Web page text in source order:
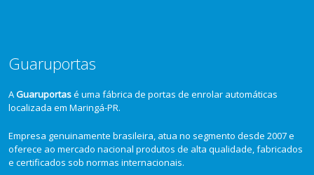
Guaruportas
AGuaruportasé uma fábrica de portas de enrolar automáticas
localizada em Maringá-PR.
Empresa genuinamente brasileira, atua no segmento desde 2007 e
oferece ao mercado nacional produtos de alta qualidade, fabricados
e certificados sob normas internacionais.